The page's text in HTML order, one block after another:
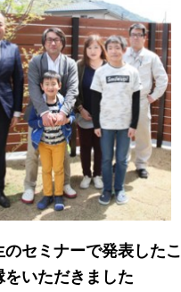
のセミナーで発表したこ
をいただきました